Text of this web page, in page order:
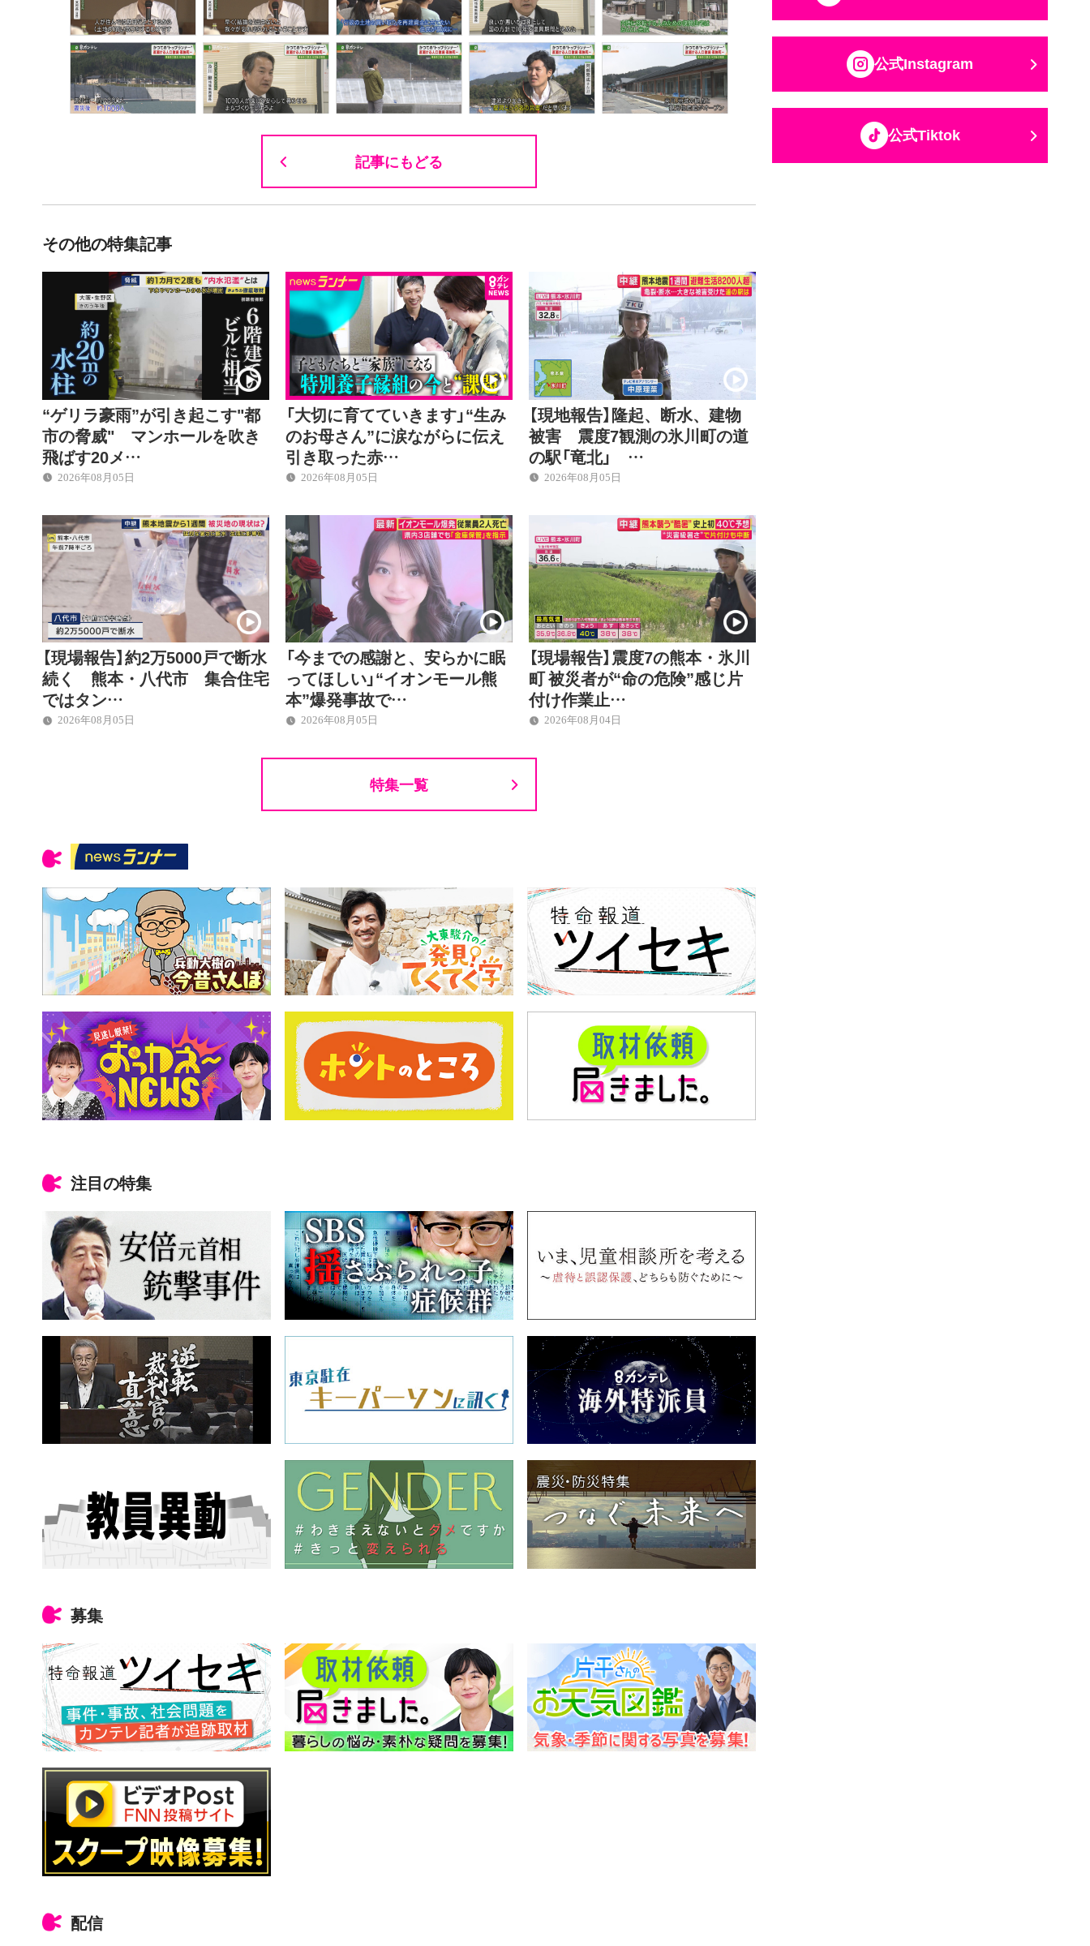
記事にもどる
その他の特集記事
“ゲリラ豪雨”が引き起こす"都
市の脅威" マンホールを吹き
飛ばす20メ…
2026年08月05日
「大切に育てていきます」“生み
のお母さん”に涙ながらに伝え
引き取った赤…
2026年08月05日
【現地報告】隆起、断水、建物
被害 震度7観測の氷川町の道
の駅「竜北」 …
2026年08月05日
【現場報告】約2万5000戸で断水
続く 熊本・八代市 集合住宅
ではタン…
2026年08月05日
「今までの感謝と、安らかに眠
ってほしい」“イオンモール熊
本”爆発事故で…
2026年08月05日
【現場報告】震度7の熊本・氷川
町 被災者が“命の危険”感じ片
付け作業止…
2026年08月04日
特集一覧
注目の特集
募集
配信
公式Instagram
公式Tiktok